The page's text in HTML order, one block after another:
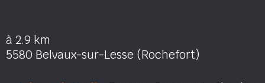
à 2.9 km
5580 Belvaux-sur-Lesse (Rochefort)